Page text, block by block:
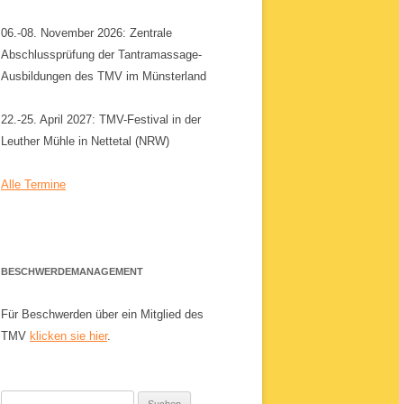
06.-08. November 2026: Zentrale
Abschlussprüfung der Tantramassage-
Ausbildungen des TMV im Münsterland
22.-25. April 2027: TMV-Festival in der
Leuther Mühle in Nettetal (NRW)
Alle Termine
BESCHWERDEMANAGEMENT
Für Beschwerden über ein Mitglied des
TMV klicken sie hier.